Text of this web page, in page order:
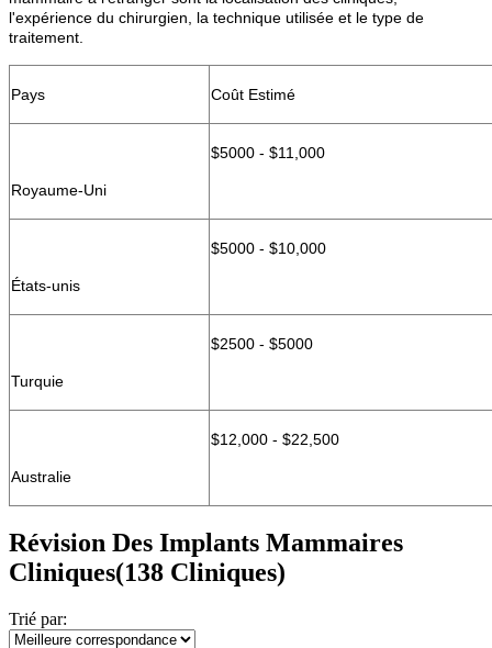
l'expérience du chirurgien, la technique utilisée et le type de
traitement.
Pays Coût Estimé
Royaume-Uni
$5000 - $11,000
États-unis
$5000 - $10,000
Turquie
$2500 - $5000
Australie
$12,000 - $22,500
Révision Des Implants Mammaires
Cliniques(138 Cliniques)
Trié par: